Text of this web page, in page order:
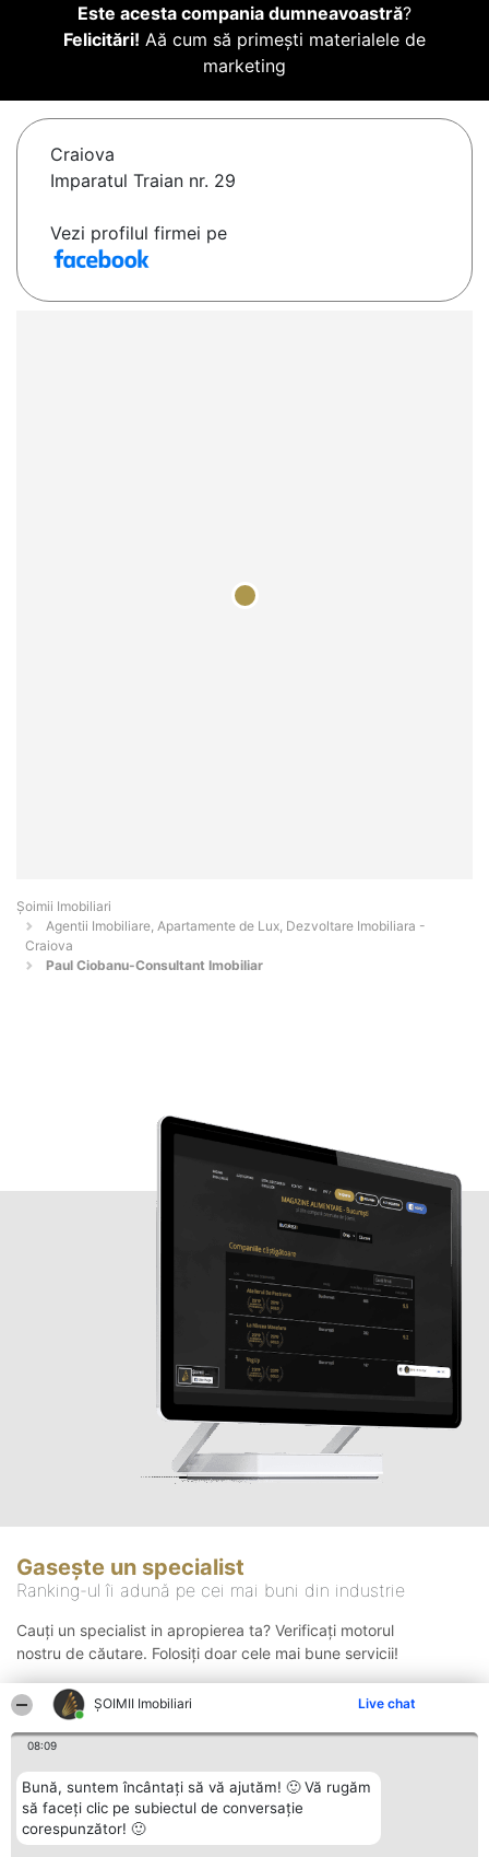
ȘOIMII Imobiliari Live chat
08:09
Bună, suntem încântați să vă ajutăm! 🙂 Vă rugăm
să faceți clic pe subiectul de conversație
corespunzător! 🙂
Este acesta compania dumneavoastră?
Felicitări! Aă cum să primești materialele de
marketing
Craiova
Imparatul Traian nr. 29
Vezi profilul firmei pe
Șoimii Imobiliari
Agentii Imobiliare, Apartamente de Lux, Dezvoltare Imobiliara -
Craiova
Paul Ciobanu-Consultant Imobiliar
Gasește un specialist
Ranking-ul îi adună pe cei mai buni din industrie
Cauți un specialist in apropierea ta? Verificați motorul
nostru de căutare. Folosiți doar cele mai bune servicii!